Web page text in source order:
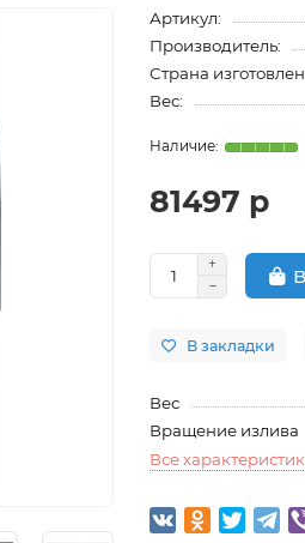
Артикул:
Производитель:
Страна
Вес:
81497 р
В закладки
Вес
Вращение излива
Все